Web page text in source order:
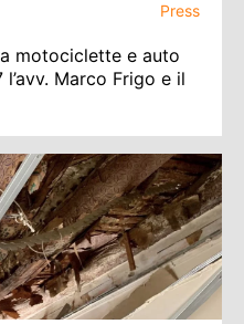
Press
motociclette e auto
Marco Frigo e il